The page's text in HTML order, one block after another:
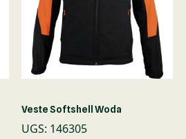
Veste Softshell Woda
UGS: 146305